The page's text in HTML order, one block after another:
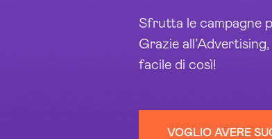
Sfrutta le campagne
Grazie
facile di così!
VOGLIO AVERE